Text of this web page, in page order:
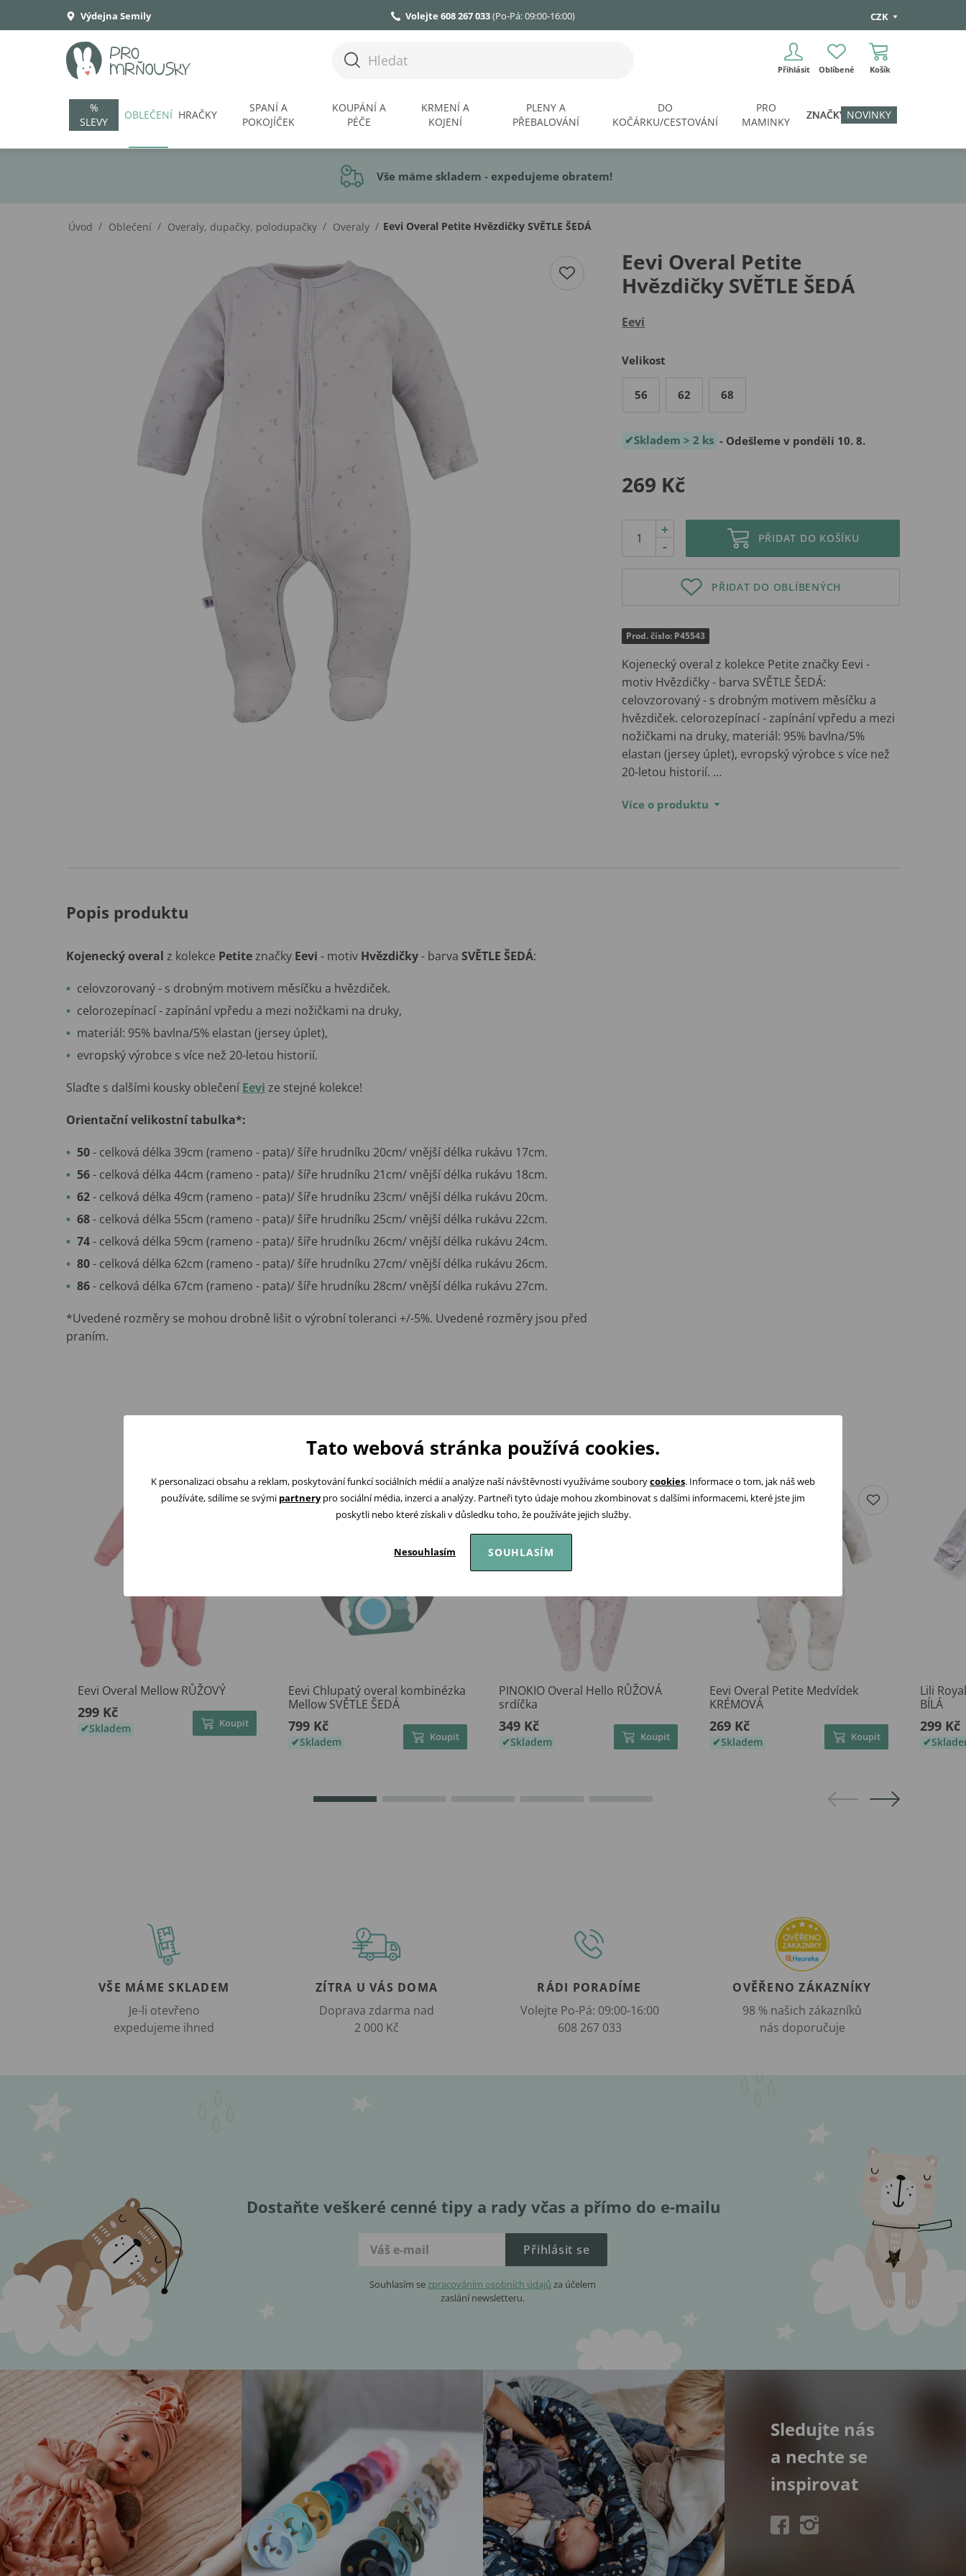
Výdejna Semily Volejte 608 267 033(Po-Pá: 09:00-16:00) CZK
Přihlásit Oblíbené Košík
%
SLEVY
OBLEČENÍ HRAČKY
SPANÍ A
POKOJÍČEK
KOUPÁNÍ A
PÉČE
KRMENÍ A
KOJENÍ
PLENY A
PŘEBALOVÁNÍ
DO
KOČÁRKU/CESTOVÁNÍ
PRO
MAMINKY
ZNAČKY NOVINKY
Vše máme skladem - expedujeme obratem!
Úvod / Oblečení / Overaly, dupačky, polodupačky / Overaly / Eevi Overal Petite Hvězdičky SVĚTLE ŠEDÁ
Eevi Overal Petite
Hvězdičky SVĚTLE ŠEDÁ
Eevi
Velikost
56 62 68
Skladem > 2 ks - Odešleme v pondělí 10. 8.
269 Kč
-
+
PŘIDAT DO KOŠÍKU
PŘIDAT DO OBLÍBENÝCH
Prod. číslo: P45543
Kojenecký overal z kolekce Petite značky Eevi -
motiv Hvězdičky - barva SVĚTLE ŠEDÁ:
celovzorovaný - s drobným motivem měsíčku a
hvězdiček. celorozepínací - zapínání vpředu a mezi
nožičkami na druky, materiál: 95% bavlna/5%
elastan (jersey úplet), evropský výrobce s více než
20-letou historií. …
Více o produktu
Popis produktu
Kojenecký overal z kolekce Petiteznačky Eevi - motiv Hvězdičky- barva SVĚTLE ŠEDÁ:
celovzorovaný - s drobným motivem měsíčku a hvězdiček.
celorozepínací - zapínání vpředu a mezi nožičkami na druky,
materiál: 95% bavlna/5% elastan (jersey úplet),
evropský výrobce s více než 20-letou historií.
Slaďte s dalšími kousky oblečení Eevi ze stejné kolekce!
Orientační velikostní tabulka*:
50- celková délka 39cm (rameno - pata)/ šíře hrudníku 20cm/ vnější délka rukávu 17cm.
56- celková délka 44cm (rameno - pata)/ šíře hrudníku 21cm/ vnější délka rukávu 18cm.
62- celková délka 49cm (rameno - pata)/ šíře hrudníku 23cm/ vnější délka rukávu 20cm.
68- celková délka 55cm (rameno - pata)/ šíře hrudníku 25cm/ vnější délka rukávu 22cm.
74- celková délka 59cm (rameno - pata)/ šíře hrudníku 26cm/ vnější délka rukávu 24cm.
80- celková délka 62cm (rameno - pata)/ šíře hrudníku 27cm/ vnější délka rukávu 26cm.
86- celková délka 67cm (rameno - pata)/ šíře hrudníku 28cm/ vnější délka rukávu 27cm.
*Uvedené rozměry se mohou drobně lišit o výrobní toleranci +/-5%. Uvedené rozměry jsou před
praním.
Podobné produkty
Eevi Overal Mellow RŮŽOVÝ
299 Kč
Skladem Koupit
Eevi Chlupatý overal kombinézka
Mellow SVĚTLE ŠEDÁ
799 Kč
Skladem Koupit
PINOKIO Overal Hello RŮŽOVÁ
srdíčka
349 Kč
Skladem Koupit
Eevi Overal Petite Medvídek
KRÉMOVÁ
269 Kč
Skladem Koupit
Lili
BÍLÁ
299 Kč
VŠE MÁME SKLADEM
Je-li otevřeno
expedujeme ihned
ZÍTRA U VÁS DOMA
Doprava zdarma nad
2 000 Kč
RÁDI PORADÍME
Volejte Po-Pá: 09:00-16:00
608 267 033
OVĚŘENO ZÁKAZNÍKY
98 % našich zákazníků
nás doporučuje
Dostaňte veškeré cenné tipy a rady včas a přímo do e-mailu
Přihlásit se
Souhlasím sezpracováním osobních údajů za účelem
zaslání newsletteru.
Sledujte nás
a nechte se
inspirovat
Tato webová stránka používá cookies.
K personalizaci obsahu a reklam, poskytování funkcí sociálních médií a analýze naší návštěvnosti využíváme souborycookies. Informace o tom, jak náš web
používáte, sdílíme se svými partnerypro sociální média, inzerci a analýzy. Partneři tyto údaje mohou zkombinovat s dalšími informacemi, které jste jim
poskytli nebo které získali v důsledku toho, že používáte jejich služby.
Nesouhlasím SOUHLASÍM